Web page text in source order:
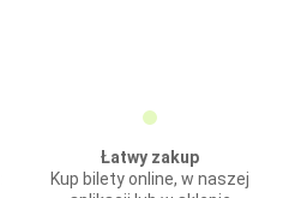
Łatwy zakup
Kup bilety online, w naszej